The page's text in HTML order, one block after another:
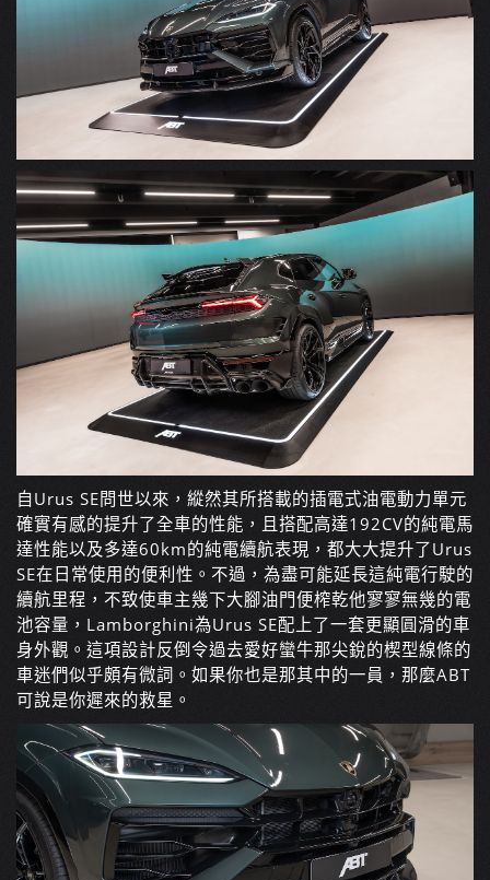
自Urus SE問世以來，縱然其所搭載的插電式油電動力單元
確實有感的提升了全車的性能，且搭配高達192CV的純電馬
達性能以及多達60km的純電續航表現，都大大提升了Urus
SE在日常使用的便利性。不過，為盡可能延長這純電行駛的
續航里程，不致使車主幾下大腳油門便榨乾他寥寥無幾的電
池容量，Lamborghini為Urus SE配上了一套更顯圓滑的車
身外觀。這項設計反倒令過去愛好蠻牛那尖銳的楔型線條的
車迷們似乎頗有微詞。如果你也是那其中的一員，那麼ABT
可說是你遲來的救星。